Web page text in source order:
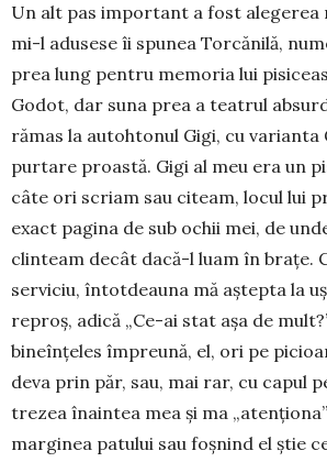
Un alt pas important a fost alegerea
mi-l adusese îi spunea Tor­cănilă,
prea lung pen­tru memoria lui
Go­dot, dar suna prea a teatrul
rămas la autohtonul Gigi, cu varianta
purtare proastă. Gigi al meu era un
câte ori scriam sau citeam, locul lui
exact pagina de sub ochii mei, de
clinteam decât dacă-l luam în brațe.
serviciu, întotdeauna mă aș­tepta la
reproș, adică „Ce-ai stat așa de
bineînțeles îm­preună, el, ori pe
deva prin păr, sau, mai rar, cu capul
trezea înaintea mea și ma
marginea patului sau foșnind el știe